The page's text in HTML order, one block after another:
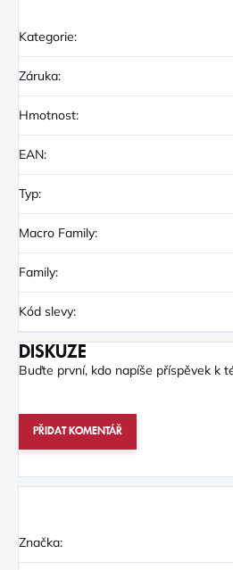
Kategorie:
Záruka:
Hmotnost:
EAN:
Typ:
Macro Family:
Family:
Kód slevy:
DISKUZE
Buďte první, kdo napíše příspěvek k
PŘIDAT KOMENTÁŘ
Značka: